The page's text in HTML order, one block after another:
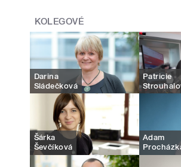
KOLEGOVÉ
Darina
Sládečková
Patricie
Šárka
Ševčíková
Adam